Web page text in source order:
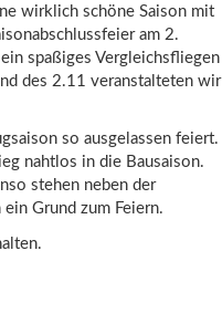
wirklich schöne Saison mit
am 2.
spaßiges Vergleichsfliegen
des 2.11 veranstalteten wir
so ausgelassen feiert.
nahtlos in die Bausaison.
stehen neben der
Grund zum Feiern.